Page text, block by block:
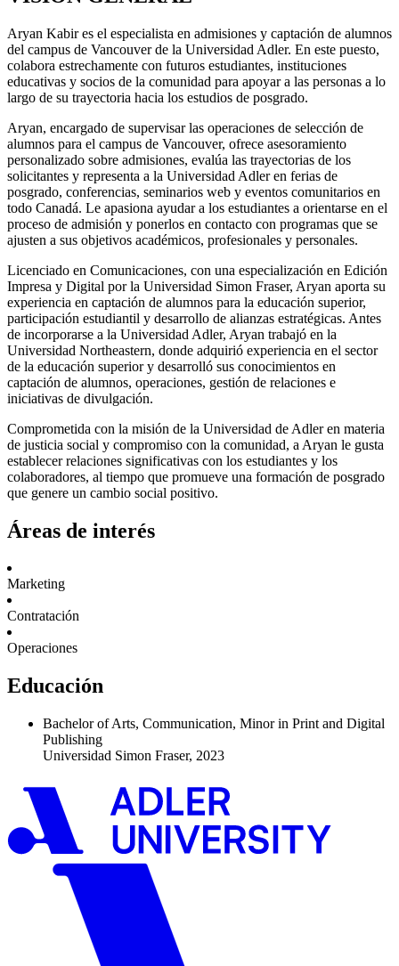
Aryan Kabir es el especialista en admisiones y captación de alumnos
del campus de Vancouver de la Universidad Adler. En este puesto,
colabora estrechamente con futuros estudiantes, instituciones
educativas y socios de la comunidad para apoyar a las personas a lo
largo de su trayectoria hacia los estudios de posgrado.
Aryan, encargado de supervisar las operaciones de selección de
alumnos para el campus de Vancouver, ofrece asesoramiento
personalizado sobre admisiones, evalúa las trayectorias de los
solicitantes y representa a la Universidad Adler en ferias de
posgrado, conferencias, seminarios web y eventos comunitarios en
todo Canadá. Le apasiona ayudar a los estudiantes a orientarse en el
proceso de admisión y ponerlos en contacto con programas que se
ajusten a sus objetivos académicos, profesionales y personales.
Licenciado en Comunicaciones, con una especialización en Edición
Impresa y Digital por la Universidad Simon Fraser, Aryan aporta su
experiencia en captación de alumnos para la educación superior,
participación estudiantil y desarrollo de alianzas estratégicas. Antes
de incorporarse a la Universidad Adler, Aryan trabajó en la
Universidad Northeastern, donde adquirió experiencia en el sector
de la educación superior y desarrolló sus conocimientos en
captación de alumnos, operaciones, gestión de relaciones e
iniciativas de divulgación.
Comprometida con la misión de la Universidad de Adler en materia
de justicia social y compromiso con la comunidad, a Aryan le gusta
establecer relaciones significativas con los estudiantes y los
colaboradores, al tiempo que promueve una formación de posgrado
que genere un cambio social positivo.
Áreas de interés
Marketing
Contratación
Operaciones
Educación
Bachelor of Arts, Communication, Minor in Print and Digital
Publishing
Universidad Simon Fraser, 2023